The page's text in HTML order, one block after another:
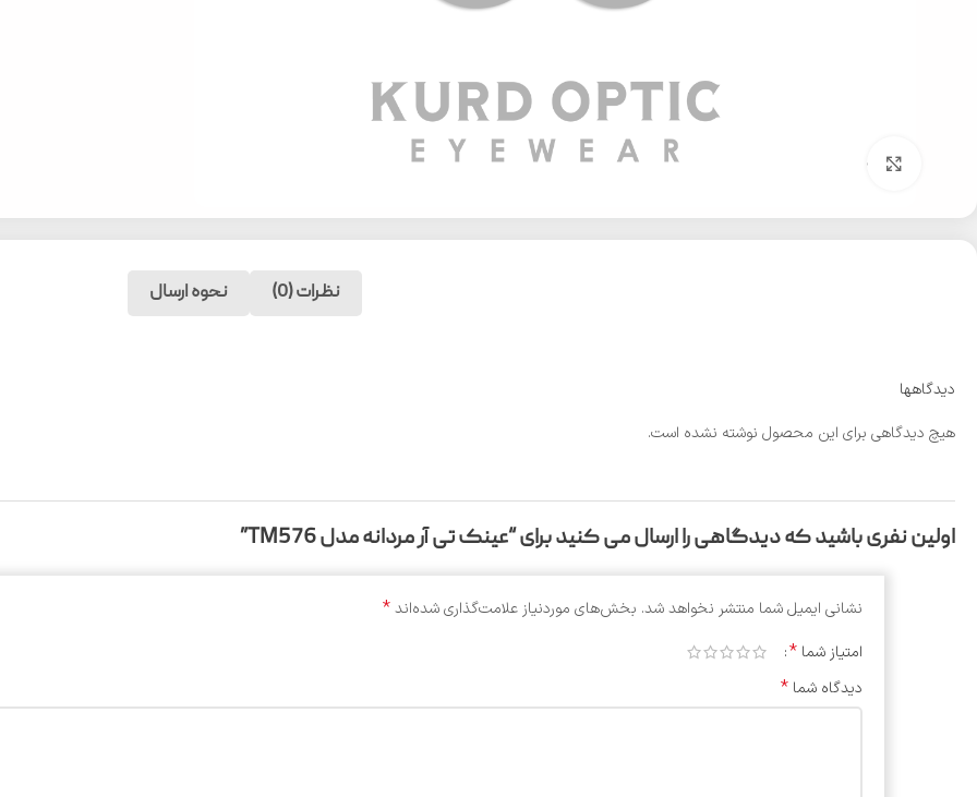
نظرات (0) نحوه ارسال
دیدگاهها
هیچ دیدگاهی برای این محصول نوشته نشده است.
اولین نفری باشید که دیدگاهی را ارسال می کنید برای “عینک تی آر مردانه مدل TM576”
نشانی ایمیل شما منتشر نخواهد شد. بخش‌های موردنیاز علامت‌گذاری شده‌اند*
امتیاز شما*
دیدگاه شما*